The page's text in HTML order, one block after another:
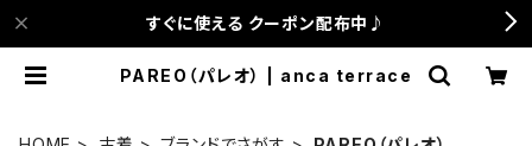
すぐに使える クーポン配布中♪
PAREO（パレオ） | anca terrace